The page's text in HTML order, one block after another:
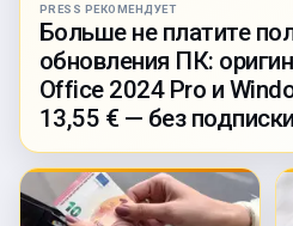
PRESS РЕКОМЕНДУЕТ
Больше не платите
обновления ПК:
Office 2024 Pro и
13,55 € — без подписки